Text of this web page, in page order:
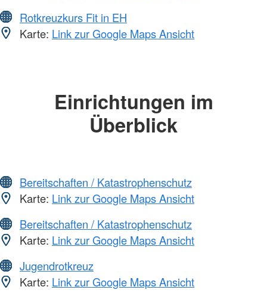
Rotkreuzkurs Fit in EH
Karte: Link zur Google Maps Ansicht
Einrichtungen im
Überblick
Bereitschaften / Katastrophenschutz
Karte: Link zur Google Maps Ansicht
Bereitschaften / Katastrophenschutz
Karte: Link zur Google Maps Ansicht
Jugendrotkreuz
Karte: Link zur Google Maps Ansicht